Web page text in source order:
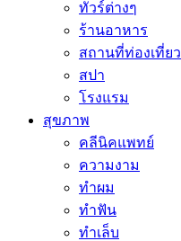
ทัวร์ต่างๆ
ร้านอาหาร
สถานที่ท่องเที่ยว
สปา
โรงแรม
สุขภาพ
คลีนิคแพทย์
ความงาม
ทำผม
ทำฟัน
ทำเล็บ